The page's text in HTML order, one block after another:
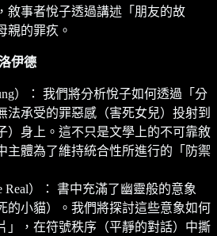
敘事者悅子透過講述「朋友的故
親的罪疚。
伊德
）： 我們將分析悅子如何透過「分
法承受的罪惡感（害死女兒）投射到
）身上。這不只是文學上的不可靠敘
主體為了維持統合性所進行的「防禦
Real）： 書中充滿了幽靈般的意象
的小貓）。我們將探討這些意象如何
」，在符號秩序（平靜的對話）中撕